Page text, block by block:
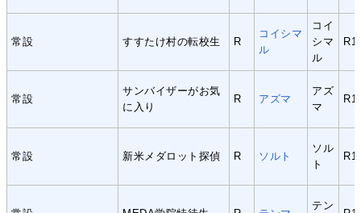
常設 すすたけ村の転校生 R
コイシマ
ル
コイ
シマ
ル
R1
常設
サンバイザーがお気
に入り
R アズマ
アズ
マ
R1
常設 新米メダロット探偵 R ソルト
ソル
ト
R1
テン